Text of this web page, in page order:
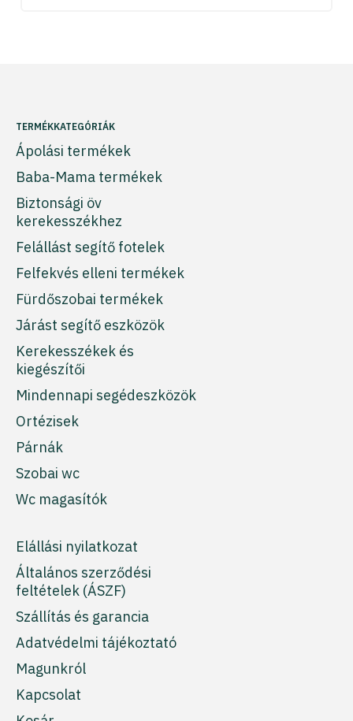
TERMÉKKATEGÓRIÁK
Ápolási termékek
Baba-Mama termékek
Biztonsági öv
kerekesszékhez
Felállást segítő fotelek
Felfekvés elleni termékek
Fürdőszobai termékek
Járást segítő eszközök
Kerekesszékek és
kiegészítői
Mindennapi segédeszközök
Ortézisek
Párnák
Szobai wc
Wc magasítók
Elállási nyilatkozat
Általános szerződési
feltételek (ÁSZF)
Szállítás és garancia
Adatvédelmi tájékoztató
Magunkról
Kapcsolat